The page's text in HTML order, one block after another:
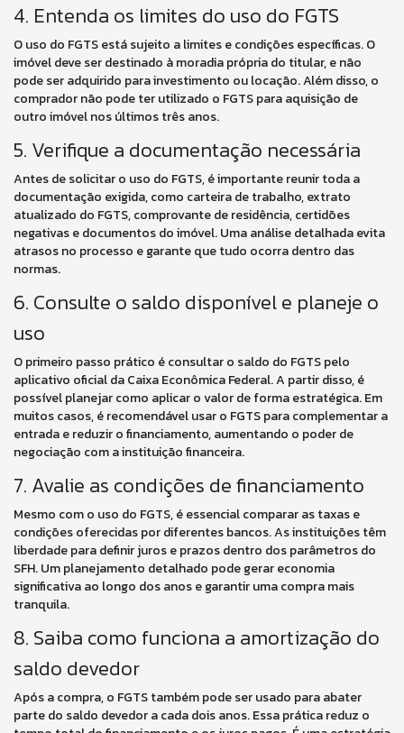
4. Entenda os limites do uso do FGTS
O uso do FGTS está sujeito a limites e condições específicas. O
imóvel deve ser destinado à moradia própria do titular, e não
pode ser adquirido para investimento ou locação. Além disso, o
comprador não pode ter utilizado o FGTS para aquisição de
outro imóvel nos últimos três anos.
5. Verifique a documentação necessária
Antes de solicitar o uso do FGTS, é importante reunir toda a
documentação exigida, como carteira de trabalho, extrato
atualizado do FGTS, comprovante de residência, certidões
negativas e documentos do imóvel. Uma análise detalhada evita
atrasos no processo e garante que tudo ocorra dentro das
normas.
6. Consulte o saldo disponível e planeje o
uso
O primeiro passo prático é consultar o saldo do FGTS pelo
aplicativo oficial da Caixa Econômica Federal. A partir disso, é
possível planejar como aplicar o valor de forma estratégica. Em
muitos casos, é recomendável usar o FGTS para complementar a
entrada e reduzir o financiamento, aumentando o poder de
negociação com a instituição financeira.
7. Avalie as condições de financiamento
Mesmo com o uso do FGTS, é essencial comparar as taxas e
condições oferecidas por diferentes bancos. As instituições têm
liberdade para definir juros e prazos dentro dos parâmetros do
SFH. Um planejamento detalhado pode gerar economia
significativa ao longo dos anos e garantir uma compra mais
tranquila.
8. Saiba como funciona a amortização do
saldo devedor
Após a compra, o FGTS também pode ser usado para abater
parte do saldo devedor a cada dois anos. Essa prática reduz o